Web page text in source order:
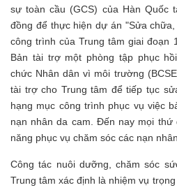
sự toàn cầu (GCS) của Hàn Quốc
đồng để thực hiện dự án "Sửa
công trình của Trung tâm giai đoạn
Bản tài trợ một phòng tập phục
chức Nhân dân vì môi trường
tài trợ cho Trung tâm để tiếp tục
hạng mục công trình phục vụ việc
nạn nhân da cam. Đến nay mọi thứ
năng phục vụ chăm sóc các nạn
Công tác nuôi dưỡng, chăm sóc
Trung tâm xác định là nhiệm vụ